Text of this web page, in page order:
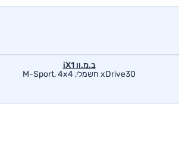
ב.מ.וו iX1
xDrive30 חשמלי, M-Sport, 4x4